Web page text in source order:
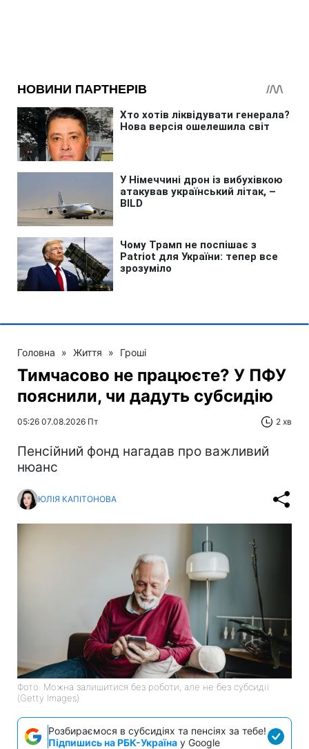
Головна » Життя » Гроші
Тимчасово не працюєте? У ПФУ
пояснили, чи дадуть субсидію
05:26 07.08.2026 Пт 2 хв
Пенсійний фонд нагадав про важливий
нюанс
ЮЛІЯ КАПІТОНОВА
Фото: Можна залишитися без роботи, але не без субсидії
(Getty Images)
Розбираємося в субсидіях та пенсіях за тебе!
Підпишись на РБК-Україна у Google